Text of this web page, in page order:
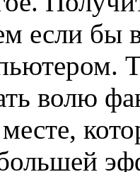
если бы
волю